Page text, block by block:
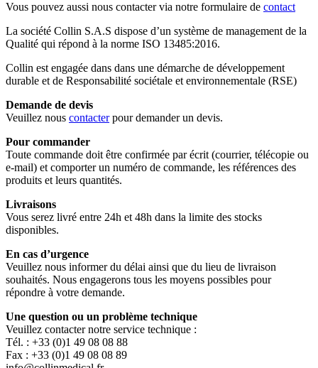
Vous pouvez aussi nous contacter via notre formulaire de contact
La société Collin S.A.S dispose d’un système de management de la
Qualité qui répond à la norme ISO 13485:2016.
Collin est engagée dans dans une démarche de développement
durable et de Responsabilité sociétale et environnementale (RSE)
Demande de devis
Veuillez nous contacterpour demander un devis.
Pour commander
Toute commande doit être confirmée par écrit (courrier, télécopie ou
e-mail) et comporter un numéro de commande, les références des
produits et leurs quantités.
Livraisons
Vous serez livré entre 24h et 48h dans la limite des stocks
disponibles.
En cas d’urgence
Veuillez nous informer du délai ainsi que du lieu de livraison
souhaités. Nous engagerons tous les moyens possibles pour
répondre à votre demande.
Une question ou un problème technique
Veuillez contacter notre service technique :
Tél. : +33 (0)1 49 08 08 88
Fax : +33 (0)1 49 08 08 89